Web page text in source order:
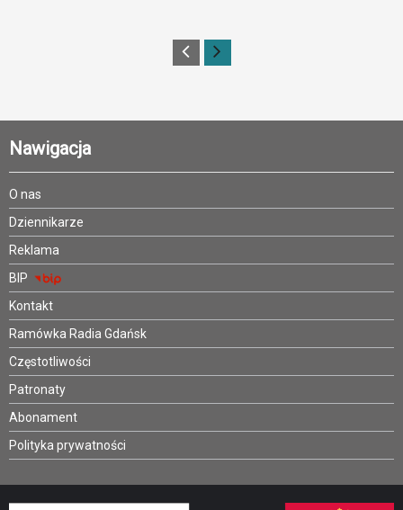
Nawigacja
O nas
Dziennikarze
Reklama
BIP
Kontakt
Ramówka Radia Gdańsk
Częstotliwości
Patronaty
Abonament
Polityka prywatności